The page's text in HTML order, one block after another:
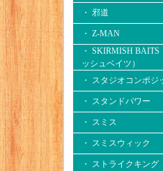
・ 邪道
・ Z-MAN
・ SKIRMISH BAITS
ッシュベイツ）
・ スタジオコンポジ
・ スタンドパワー
・ スミス
・ スミスウィック
・ ストライクキング